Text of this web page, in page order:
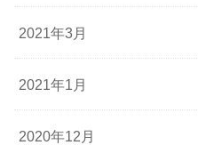
2021年3月
2021年1月
2020年12月